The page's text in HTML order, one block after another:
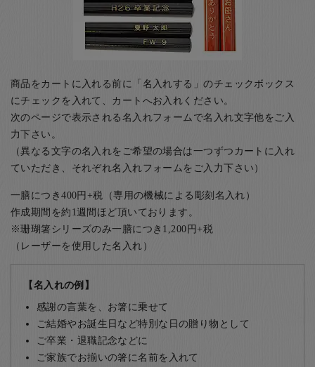
商品をカートに入れる前に「名入れする」のチェックボックス
にチェックを入れて、カートへお入れください。
次のページで表示される名入れフォームで名入れ文字他をご入
力下さい。
（異なる文字の名入れをご希望の場合は一つずつカートに入れ
ていただき、それぞれ名入れフォームをご入力下さい）
一膳につき400円+税（専用の機械による彫刻名入れ）
作成期間を約1週間ほど頂いております。
※珊瑚箸シリーズのみ一膳につき1,200円+税
（レーザーを使用した名入れ）
【名入れの例】
感謝の言葉を、お箸に乗せて
ご結婚やお誕生日など特別な日の贈り物として
ご卒業・退職記念などに
ご家族でお揃いの箸に名前を入れて